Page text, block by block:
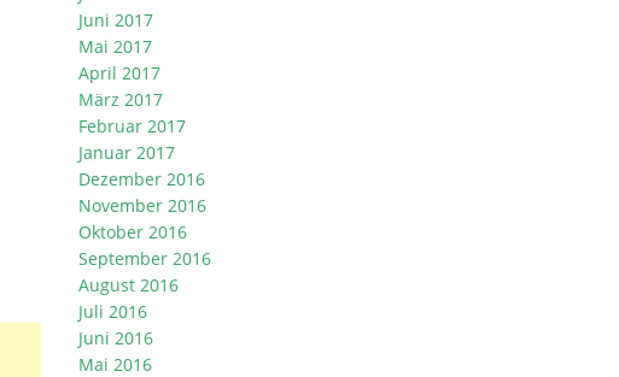
Juni 2017
Mai 2017
April 2017
März 2017
Februar 2017
Januar 2017
Dezember 2016
November 2016
Oktober 2016
September 2016
August 2016
Juli 2016
Juni 2016
Mai 2016